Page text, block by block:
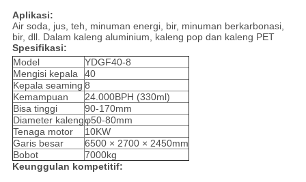
Aplikasi:
Air soda, jus, teh, minuman energi, bir, minuman berkarbonasi,
bir, dll. Dalam kaleng aluminium, kaleng pop dan kaleng PET
Spesifikasi:
Model
YDGF40-8
Mengisi kepala
40
Kepala seaming 8
Kemampuan
24.000BPH (330ml)
Bisa tinggi
90-170mm
Diameter kalengφ50-80mm
Tenaga motor
10KW
Garis besar
6500 × 2700 × 2450mm
Bobot
7000kg
Keunggulan kompetitif: